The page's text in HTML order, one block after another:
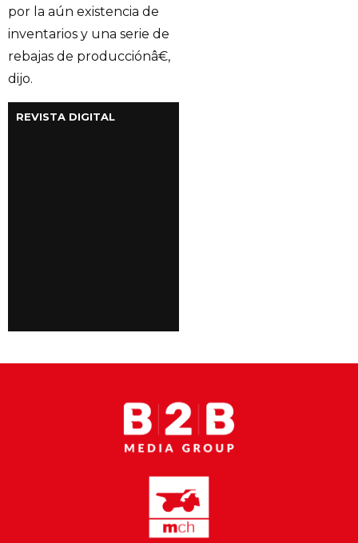
por la aún existencia de
inventarios y una serie de
rebajas de producciónâ€,
dijo.
REVISTA DIGITAL